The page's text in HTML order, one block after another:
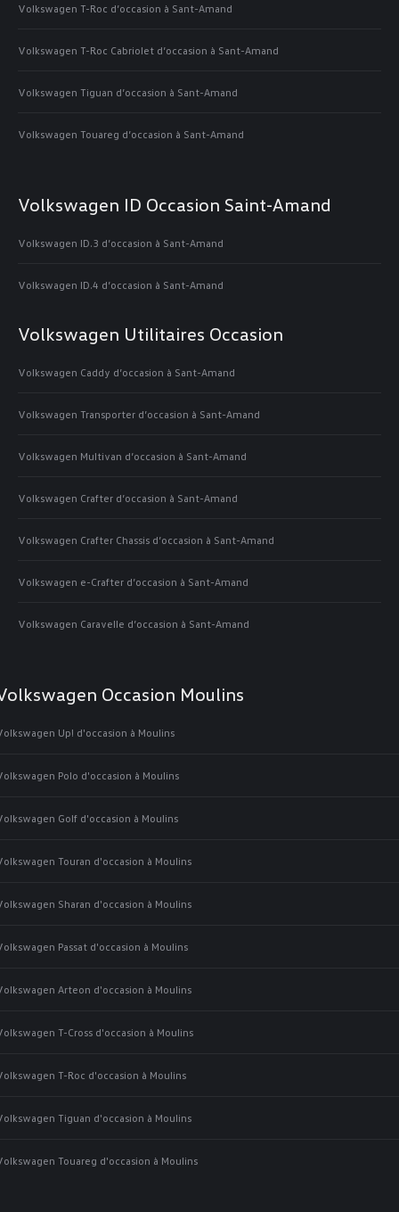
Volkswagen T-Roc d’occasion à Sant-Amand
Volkswagen T-Roc Cabriolet d’occasion à Sant-Amand
Volkswagen Tiguan d’occasion à Sant-Amand
Volkswagen Touareg d’occasion à Sant-Amand
Volkswagen ID Occasion Saint-Amand
Volkswagen ID.3 d’occasion à Sant-Amand
Volkswagen ID.4 d’occasion à Sant-Amand
Volkswagen Utilitaires Occasion
Volkswagen Caddy d’occasion à Sant-Amand
Volkswagen Transporter d’occasion à Sant-Amand
Volkswagen Multivan d’occasion à Sant-Amand
Volkswagen Crafter d’occasion à Sant-Amand
Volkswagen Crafter Chassis d’occasion à Sant-Amand
Volkswagen e-Crafter d’occasion à Sant-Amand
Volkswagen Caravelle d’occasion à Sant-Amand
Occasion Moulins
Up! d'occasion à Moulins
Polo d'occasion à Moulins
Golf d'occasion à Moulins
Touran d'occasion à Moulins
Sharan d'occasion à Moulins
Passat d'occasion à Moulins
Arteon d'occasion à Moulins
T-Cross d'occasion à Moulins
T-Roc d'occasion à Moulins
Tiguan d'occasion à Moulins
Touareg d'occasion à Moulins